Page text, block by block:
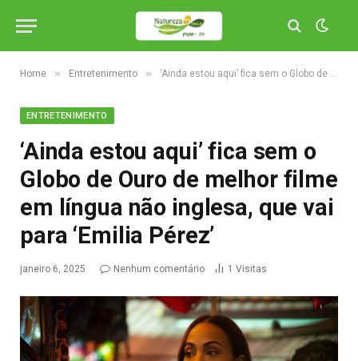
Home » Entretenimento » ‘Ainda estou aqui’ fica sem o Globo de Ouro de melhor filme em língua não inglesa, que vai para ‘Emilia Pérez’
ENTRETENIMENTO
‘Ainda estou aqui’ fica sem o
Globo de Ouro de melhor filme
em língua não inglesa, que vai
para ‘Emilia Pérez’
janeiro 6, 2025 Nenhum comentário 1 Visitas